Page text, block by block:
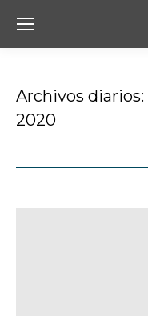
Archivos diarios:
2020